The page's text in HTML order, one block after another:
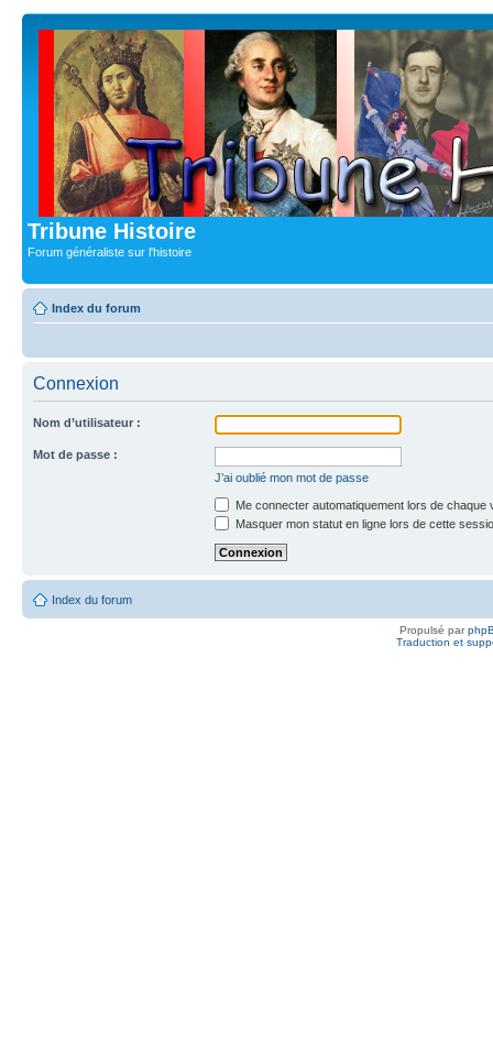
Tribune Histoire
Forum généraliste sur l'histoire
Index du forum
Connexion
Nom d’utilisateur :
Mot de passe :
J’ai oublié mon mot de passe
Me connecter automatiquement lors de chaque
Masquer mon statut en ligne lors de cette
Index du forum
Propulsé par
Traduction et